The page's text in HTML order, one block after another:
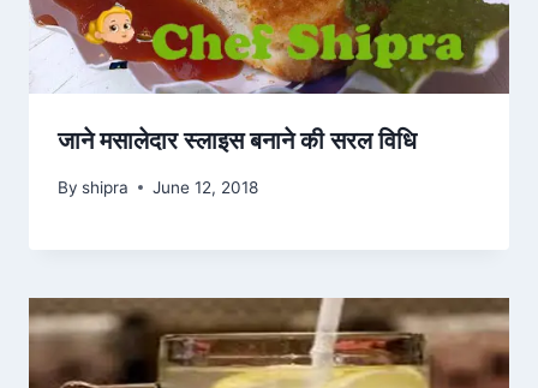
जाने मसालेदार स्लाइस बनाने की सरल विधि
By shipra June 12, 2018